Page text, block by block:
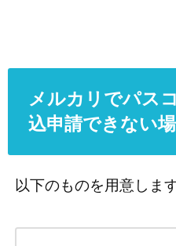
メルカリでパス
込申請できない
以下のものを用意します